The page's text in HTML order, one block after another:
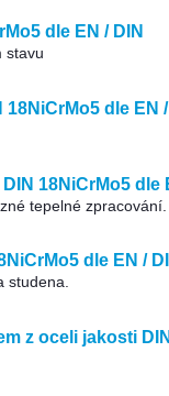
dle EN / DIN
stavu
dle EN
18NiCrMo5 dle
tepelné
dle EN /
studena.
z oceli jakosti